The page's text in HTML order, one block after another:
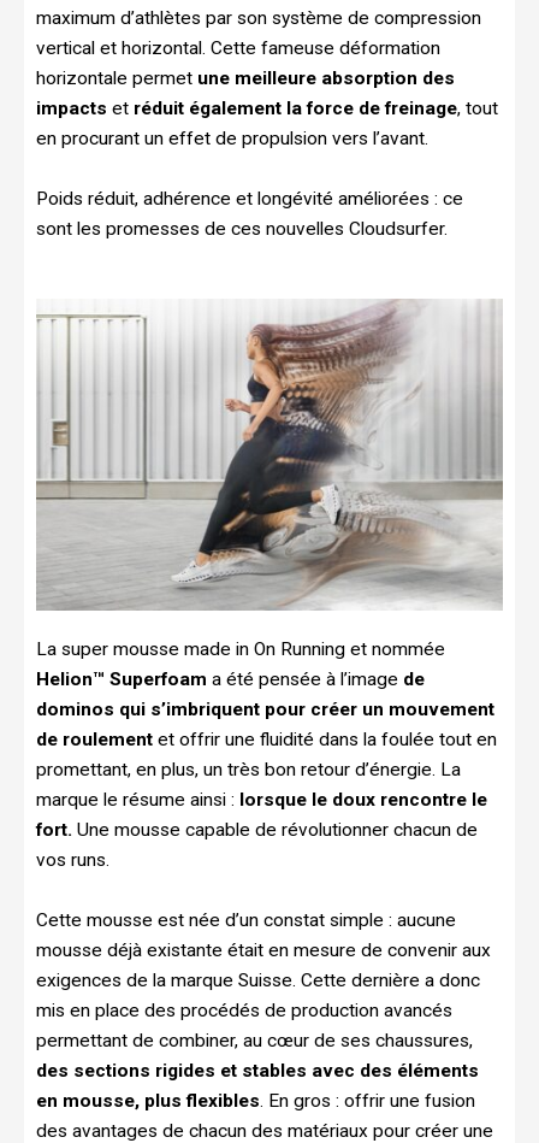
maximum d’athlètes par son système de compression
vertical et horizontal. Cette fameuse déformation
horizontale permet une meilleure absorption des
impacts et réduit également la force de freinage, tout
en procurant un effet de propulsion vers l’avant.
Poids réduit, adhérence et longévité améliorées : ce
sont les promesses de ces nouvelles Cloudsurfer.
La super mousse made in On Running et nommée
Helion™ Superfoam a été pensée à l’image de
dominos qui s’imbriquent pour créer un mouvement
de roulement et offrir une fluidité dans la foulée tout en
promettant, en plus, un très bon retour d’énergie. La
marque le résume ainsi : lorsque le doux rencontre le
fort. Une mousse capable de révolutionner chacun de
vos runs.
Cette mousse est née d’un constat simple : aucune
mousse déjà existante était en mesure de convenir aux
exigences de la marque Suisse. Cette dernière a donc
mis en place des procédés de production avancés
permettant de combiner, au cœur de ses chaussures,
des sections rigides et stables avec des éléments
en mousse, plus flexibles. En gros : offrir une fusion
des avantages de chacun des matériaux pour créer une